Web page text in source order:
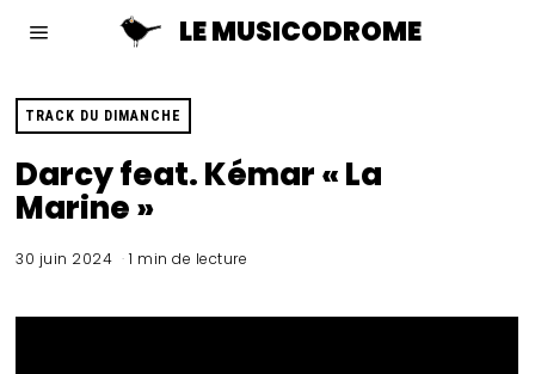
LE MUSICODROME
TRACK DU DIMANCHE
Darcy feat. Kémar « La
Marine »
30 juin 2024 1 min de lecture